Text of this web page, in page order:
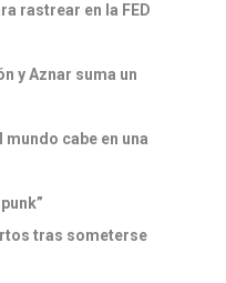
rastrear en la FED
y Aznar suma un
mundo cabe en una
tras someterse